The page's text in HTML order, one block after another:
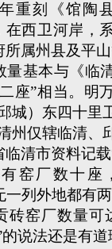
重刻《馆陶
在西卫河岸，
所属州县及平
量基本与《临
座”相当。明
城）东四十里
州仅辖临清、
清市资料记
窑厂数十座
一列外地都有
砖窑厂数量可
说法还是有道